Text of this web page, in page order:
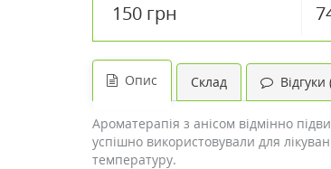
150 грн
Опис Склад Відгуки
Ароматерапія з анісом відмінно
успішно використовували для
температуру.